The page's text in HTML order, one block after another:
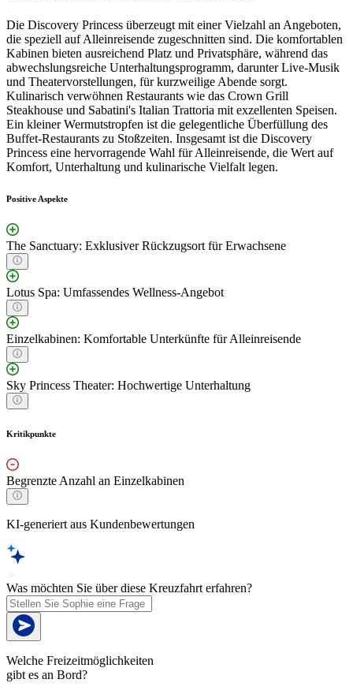
Die Discovery Princess überzeugt mit einer Vielzahl an Angeboten,
die speziell auf Alleinreisende zugeschnitten sind. Die komfortablen
Kabinen bieten ausreichend Platz und Privatsphäre, während das
abwechslungsreiche Unterhaltungsprogramm, darunter Live-Musik
und Theatervorstellungen, für kurzweilige Abende sorgt.
Kulinarisch verwöhnen Restaurants wie das Crown Grill
Steakhouse und Sabatini's Italian Trattoria mit exzellenten Speisen.
Ein kleiner Wermutstropfen ist die gelegentliche Überfüllung des
Buffet-Restaurants zu Stoßzeiten. Insgesamt ist die Discovery
Princess eine hervorragende Wahl für Alleinreisende, die Wert auf
Komfort, Unterhaltung und kulinarische Vielfalt legen.
Positive Aspekte
The Sanctuary: Exklusiver Rückzugsort für Erwachsene
Lotus Spa: Umfassendes Wellness-Angebot
Einzelkabinen: Komfortable Unterkünfte für Alleinreisende
Sky Princess Theater: Hochwertige Unterhaltung
Kritikpunkte
Begrenzte Anzahl an Einzelkabinen
KI-generiert aus Kundenbewertungen
Was möchten Sie über diese Kreuzfahrt erfahren?
Welche Freizeitmöglichkeiten
gibt es an Bord?